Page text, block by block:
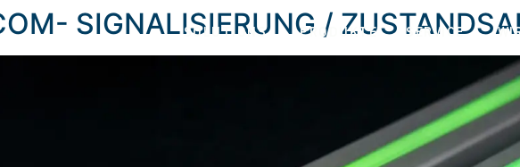
SOLUTIONS PRODUKTE SERVICE WIR
SIGNALISIERUNG /